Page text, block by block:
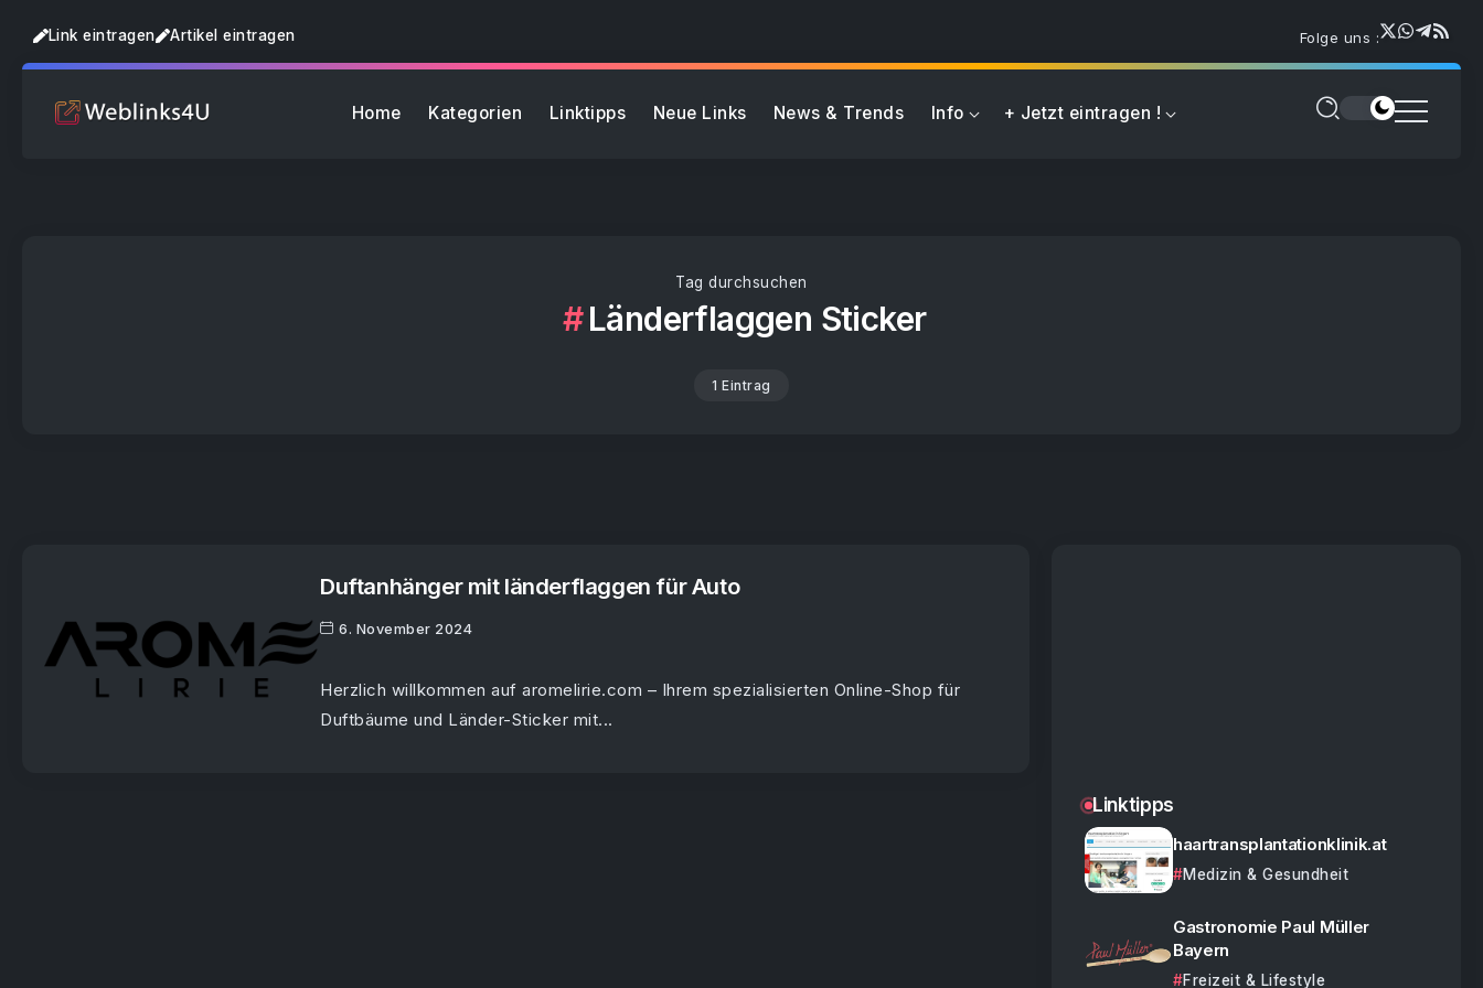
Link eintragen Artikel eintragen Folge uns :
Home Kategorien Linktipps Neue Links News & Trends Info + Jetzt eintragen !
Tag durchsuchen
Länderflaggen Sticker
1 Eintrag
Duftanhänger mit länderflaggen für Auto
6. November 2024
Herzlich willkommen auf aromelirie.com – Ihrem spezialisierten Online-Shop für
Duftbäume und Länder-Sticker mit...
Linktipps
haartransplantationklinik.at
Medizin & Gesundheit
Gastronomie Paul Müller
Bayern
Freizeit & Lifestyle